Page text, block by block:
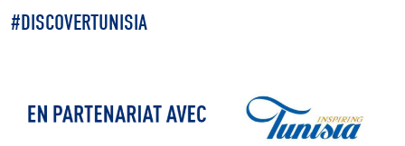
#DISCOVERTUNISIA